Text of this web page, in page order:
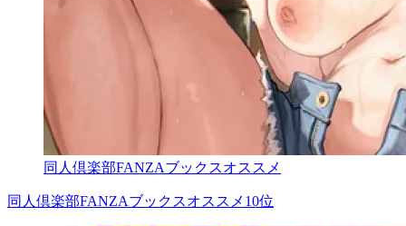
同人倶楽部FANZAブックスオススメ
同人倶楽部FANZAブックスオススメ10位